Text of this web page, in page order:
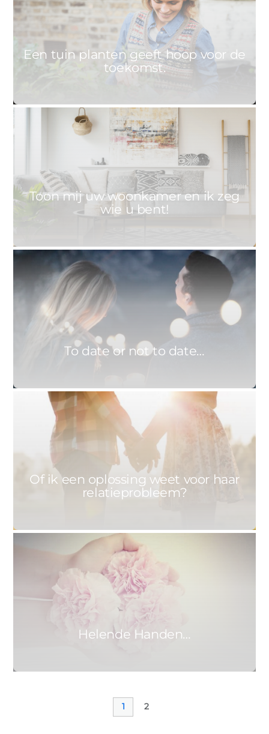
Een tuin planten geeft hoop voor de
toekomst.
ASTRID 3 FEBRUARI 2021
Toon mij uw woonkamer en ik zeg
wie u bent!
ASTRID 4 NOVEMBER 2017
To date or not to date…
ASTRID 29 MEI 2017
Of ik een oplossing weet voor haar
relatieprobleem?
ASTRID 22 MAART 2017
Helende Handen…
1 2